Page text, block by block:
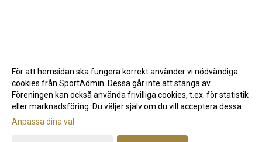
Gå till Webbversion
För att hemsidan ska fungera korrekt använder vi nödvändiga
cookies från SportAdmin. Dessa går inte att stänga av.
Föreningen kan också använda frivilliga cookies, t.ex. för statistik
eller marknadsföring. Du väljer själv om du vill acceptera dessa.
Anpassa dina val